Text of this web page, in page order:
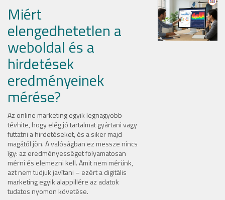
Miért
elengedhetetlen a
weboldal és a
hirdetések
eredményeinek
mérése?
Az online marketing egyik legnagyobb
tévhite, hogy elég jó tartalmat gyártani vagy
futtatni a hirdetéseket, és a siker majd
magától jön. A valóságban ez messze nincs
így: az eredményességet folyamatosan
mérni és elemezni kell. Amit nem mérünk,
azt nem tudjuk javítani – ezért a digitális
marketing egyik alappillére az adatok
tudatos nyomon követése.